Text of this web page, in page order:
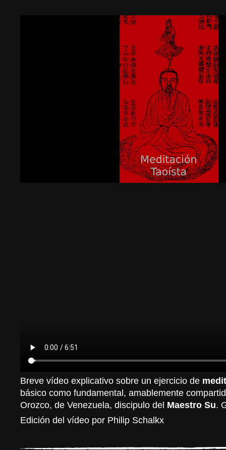
Breve vídeo explicativo sobre un ejercicio de
básico como fundamental, amablemente
Orozco, de Venezuela, discipulo del Maestro Su.
Edición del vídeo por Philip Schalkx